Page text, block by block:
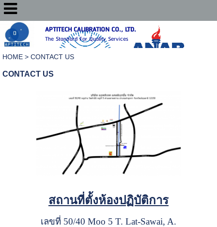
APTITECH CALIBRATION CO., LTD.
The Standard For Quality Services
HOME> CONTACT US
CONTACT US
สถานที่ตั้งห้องปฏิบัติการ
เลขที่ 50/40 Moo 5 T. Lat-Sawai, A.